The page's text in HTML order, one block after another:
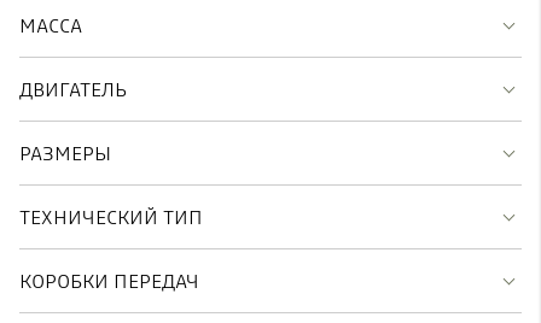
МАССА
ДВИГАТЕЛЬ
РАЗМЕРЫ
ТЕХНИЧЕСКИЙ ТИП
КОРОБКИ ПЕРЕДАЧ